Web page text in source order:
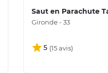
Saut en Parachute
Gironde - 33
5